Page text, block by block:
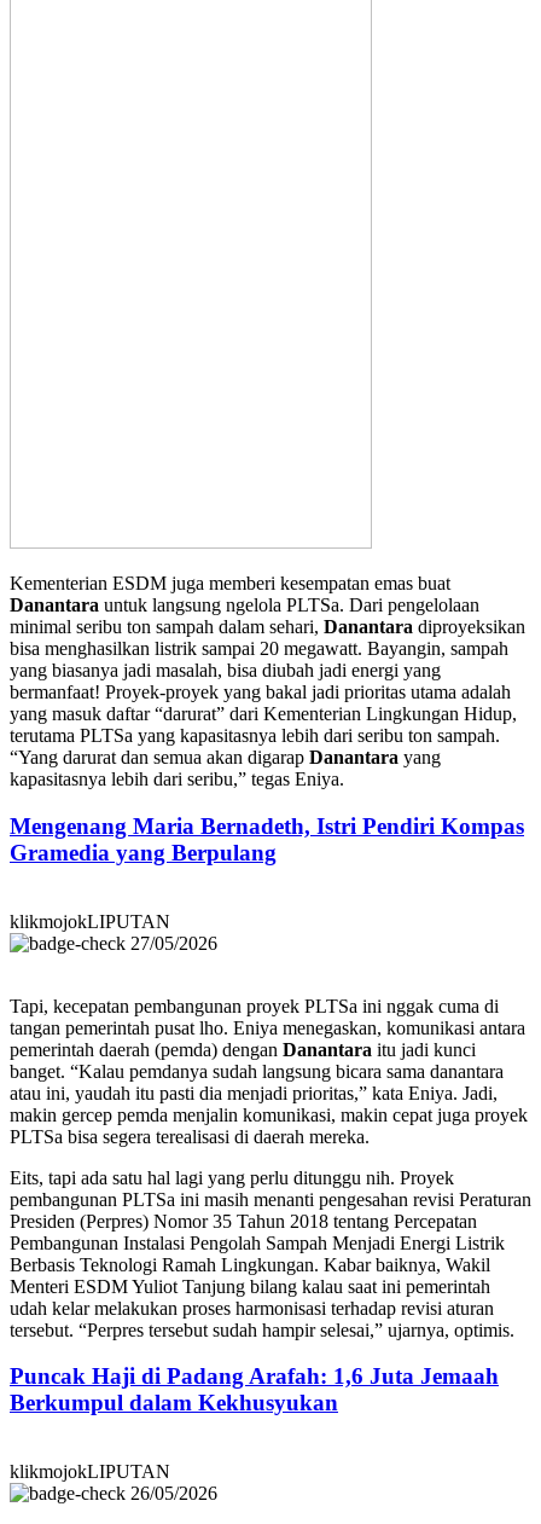
Kementerian ESDM juga memberi kesempatan emas buat
Danantara untuk langsung ngelola PLTSa. Dari pengelolaan
minimal seribu ton sampah dalam sehari, Danantara diproyeksikan
bisa menghasilkan listrik sampai 20 megawatt. Bayangin, sampah
yang biasanya jadi masalah, bisa diubah jadi energi yang
bermanfaat! Proyek-proyek yang bakal jadi prioritas utama adalah
yang masuk daftar “darurat” dari Kementerian Lingkungan Hidup,
terutama PLTSa yang kapasitasnya lebih dari seribu ton sampah.
“Yang darurat dan semua akan digarap Danantara yang
kapasitasnya lebih dari seribu,” tegas Eniya.
Mengenang Maria Bernadeth, Istri Pendiri Kompas
Gramedia yang Berpulang
klikmojokLIPUTAN
27/05/2026
Tapi, kecepatan pembangunan proyek PLTSa ini nggak cuma di
tangan pemerintah pusat lho. Eniya menegaskan, komunikasi antara
pemerintah daerah (pemda) dengan Danantara itu jadi kunci
banget. “Kalau pemdanya sudah langsung bicara sama danantara
atau ini, yaudah itu pasti dia menjadi prioritas,” kata Eniya. Jadi,
makin gercep pemda menjalin komunikasi, makin cepat juga proyek
PLTSa bisa segera terealisasi di daerah mereka.
Eits, tapi ada satu hal lagi yang perlu ditunggu nih. Proyek
pembangunan PLTSa ini masih menanti pengesahan revisi Peraturan
Presiden (Perpres) Nomor 35 Tahun 2018 tentang Percepatan
Pembangunan Instalasi Pengolah Sampah Menjadi Energi Listrik
Berbasis Teknologi Ramah Lingkungan. Kabar baiknya, Wakil
Menteri ESDM Yuliot Tanjung bilang kalau saat ini pemerintah
udah kelar melakukan proses harmonisasi terhadap revisi aturan
tersebut. “Perpres tersebut sudah hampir selesai,” ujarnya, optimis.
Puncak Haji di Padang Arafah: 1,6 Juta Jemaah
Berkumpul dalam Kekhusyukan
klikmojokLIPUTAN
26/05/2026